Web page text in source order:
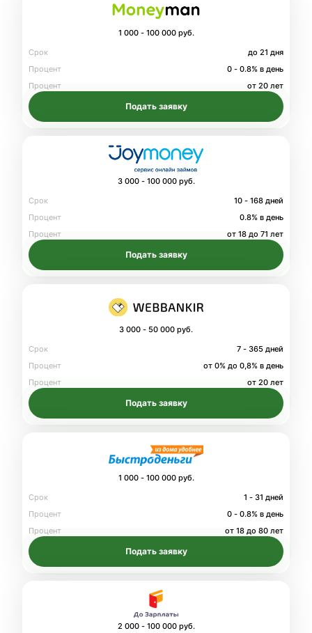
1 000 - 100 000 руб.
Срок
до 21 дня
Процент
0 - 0.8% в день
Процент
от 20 лет
Подать заявку
3 000 - 100 000 руб.
Срок
10 - 168 дней
Процент
0.8% в день
Процент
от 18 до 71 лет
Подать заявку
3 000 - 50 000 руб.
Срок
7 - 365 дней
Процент
от 0% до 0,8% в день
Процент
от 20 лет
Подать заявку
1 000 - 100 000 руб.
Срок
1 - 31 дней
Процент
0 - 0.8% в день
Процент
от 18 до 80 лет
Подать заявку
2 000 - 100 000 руб.